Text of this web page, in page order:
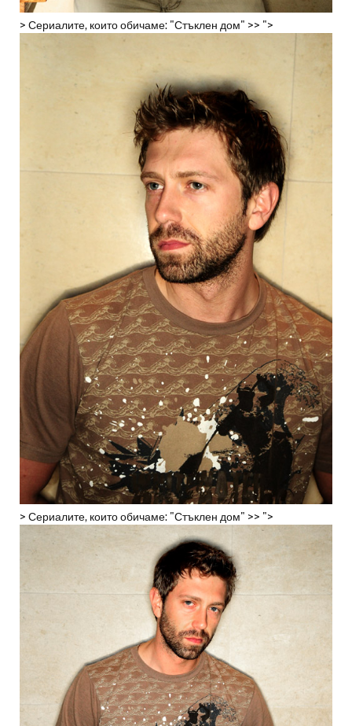
> Сериалите, които обичаме: "Стъклен дом" >> ">
> Сериалите, които обичаме: "Стъклен дом" >> ">